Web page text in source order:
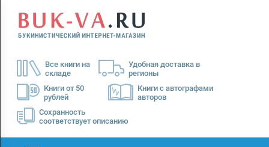
Все книги на
складе
Удобная доставка в
регионы
Книги от 50
рублей
Книги с автографами
авторов
Сохранность
соответствует описанию
Menu
Доставка
Оплата